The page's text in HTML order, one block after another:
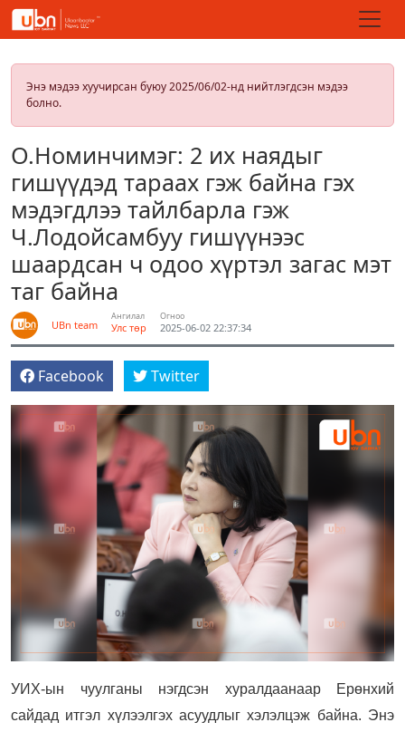
Энэ мэдээ хуучирсан буюу 2025/06/02-нд нийтлэгдсэн мэдээ
болно.
О.Номинчимэг: 2 их наядыг
гишүүдэд тараах гэж байна гэх
мэдэгдлээ тайлбарла гэж
Ч.Лодойсамбуу гишүүнээс
шаардсан ч одоо хүртэл загас мэт
таг байна
UBn team
Ангилал
Улс төр
Огноо
2025-06-02 22:37:34
Facebook Twitter
УИХ-ын чуулганы нэгдсэн хуралдаанаар Ерөнхий
сайдад итгэл хүлээлгэх асуудлыг хэлэлцэж байна. Энэ